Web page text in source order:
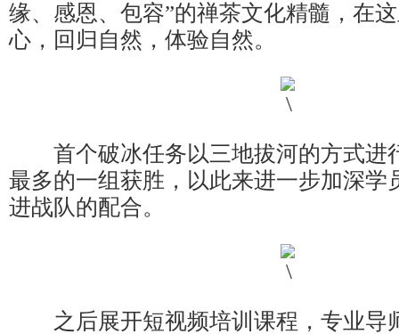
缘、感恩、包容”的禅茶文化精髓，在
心，回归自然，体验自然。
首个破冰任务以三地拔河的方式进
最多的一组获胜，以此来进一步加深学
进战队的配合。
之后展开短视频培训课程，专业导